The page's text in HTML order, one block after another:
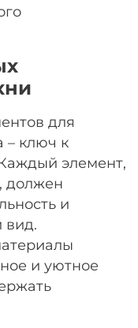
для
– ключ к
элемент,
должен
и
вид.
и уютное